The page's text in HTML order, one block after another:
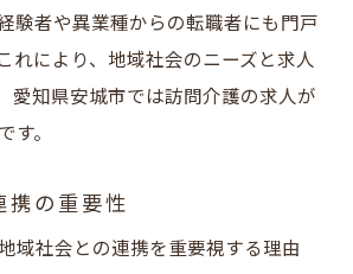
が充実している企業の選び方
求人情報の比較方法
った求人の見つけ方
護求人を探す理由地域社会への
験者や異業種からの転職者にも門戸
れにより、地域社会のニーズと求人
愛知県安城市では訪問介護の求人が
す。
携の重要性
域社会との連携を重要視する理由